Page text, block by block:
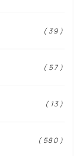
( 39 )
( 57 )
( 13 )
( 580 )